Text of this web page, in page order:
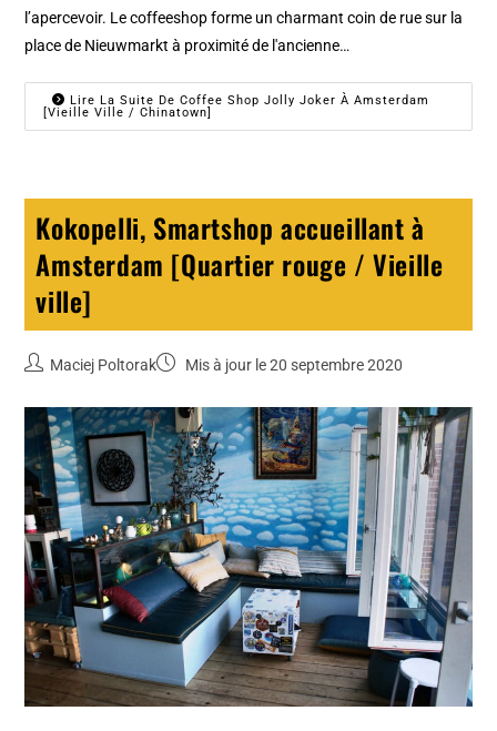
l’apercevoir. Le coffeeshop forme un charmant coin de rue sur la
place de Nieuwmarkt à proximité de l'ancienne…
Lire La Suite De Coffee Shop Jolly Joker À Amsterdam
[Vieille Ville / Chinatown]
Kokopelli, Smartshop accueillant à
Amsterdam [Quartier rouge / Vieille
ville]
Maciej Poltorak Mis à jour le 20 septembre 2020